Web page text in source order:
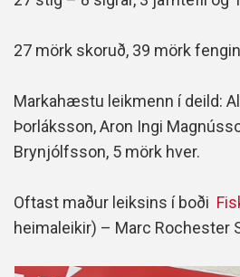
27 mörk skoruð, 39 mörk
Markahæstu leikmenn í deild:
Þorláksson, Aron Ingi
Brynjólfsson, 5 mörk hver.
Oftast maður leiksins í boði
heimaleikir) – Marc Rochester